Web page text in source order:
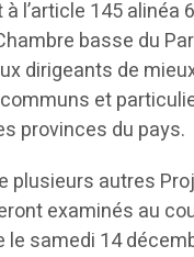
l’article 145 alinéa
basse du
dirigeants de
et
provinces du pays.
plusieurs autres
examinés au
le samedi 14